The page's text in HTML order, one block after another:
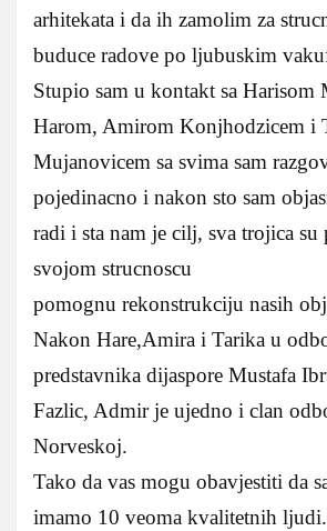
arhitekata i da ih zamolim za
buduce radove po ljubuskim
Stupio sam u kontakt sa Harisom
Harom, Amirom Konjhodzicem i
Mujanovicem sa svima sam
pojedinacno i nakon sto sam
radi i sta nam je cilj, sva trojica su
svojom strucnoscu
pomognu rekonstrukciju nasih
Nakon Hare,Amira i Tarika u
predstavnika dijaspore Mustafa
Fazlic, Admir je ujedno i clan
Norveskoj.
Tako da vas mogu obavjestiti da
imamo 10 veoma kvalitetnih ljudi.